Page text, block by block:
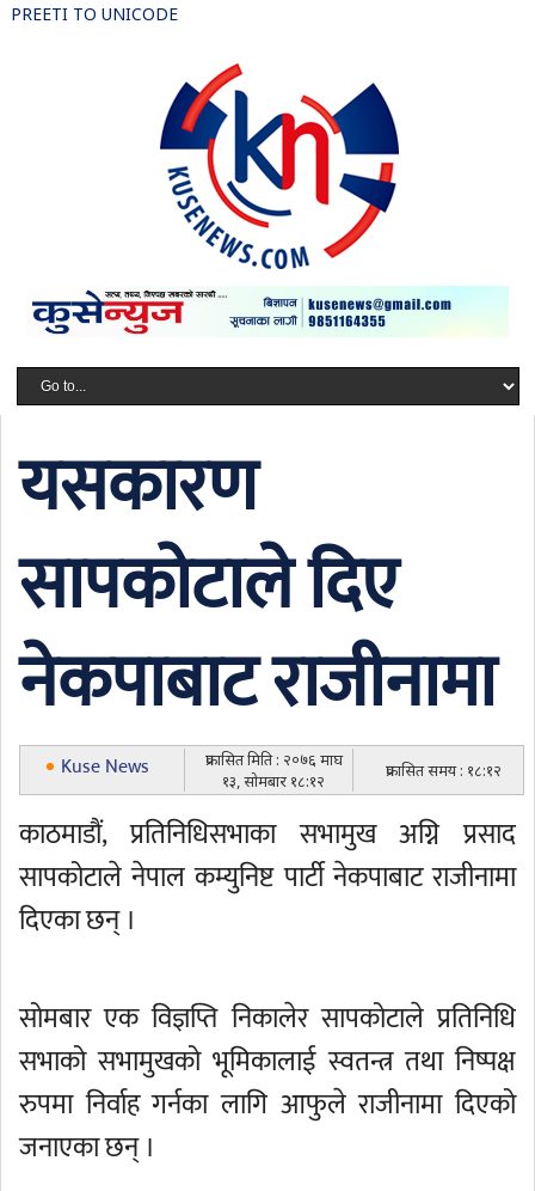
PREETI TO UNICODE
यसकारण
सापकोटाले दिए
नेकपाबाट राजीनामा
Kuse News
प्रकासित मिति : २०७६ माघ
१३, सोमबार १८:१२
प्रकासित समय : १८:१२
काठमाडौं, प्रतिनिधिसभाका सभामुख अग्नि प्रसाद
सापकोटाले नेपाल कम्युनिष्ट पार्टी नेकपाबाट राजीनामा
दिएका छन् ।
सोमबार एक विज्ञप्ति निकालेर सापकोटाले प्रतिनिधि
सभाको सभामुखको भूमिकालाई स्वतन्त्र तथा निष्पक्ष
रुपमा निर्वाह गर्नका लागि आफुले राजीनामा दिएको
जनाएका छन् ।